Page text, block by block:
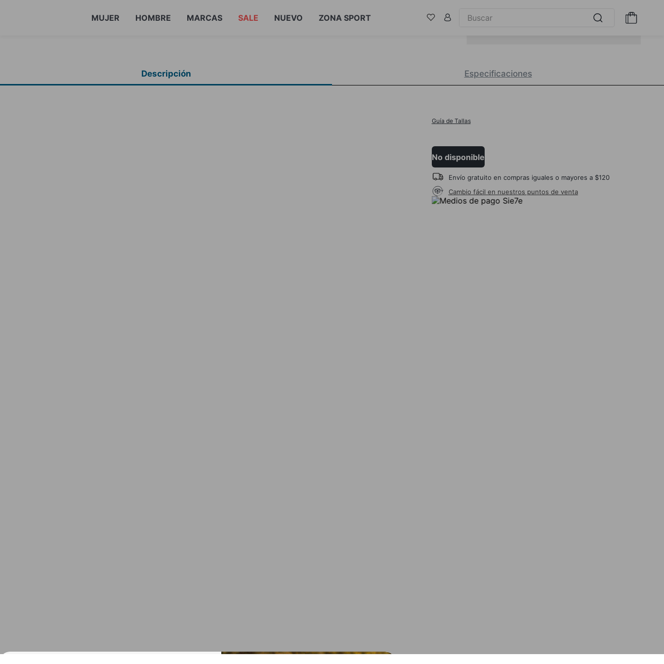
MUJER HOMBRE MARCAS SALE NUEVO ZONA SPORT
Guía de Tallas
No disponible
Envío gratuito en compras iguales o mayores a $120
Cambio fácil en nuestros puntos de venta
Descripción Especificaciones